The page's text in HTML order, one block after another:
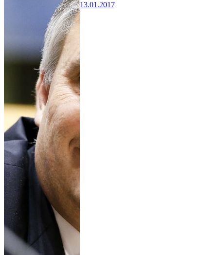
13.01.2017